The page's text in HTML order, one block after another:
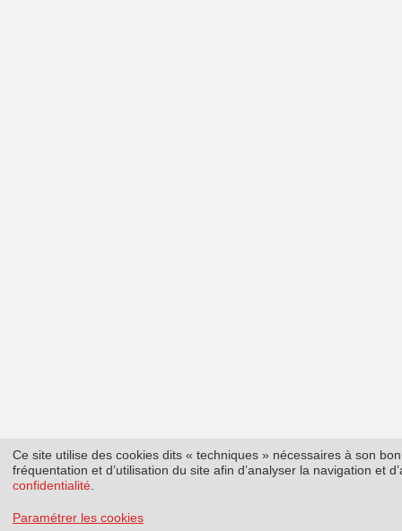
Ce site utilise des cookies dits « techniques » nécessaires à son
fréquentation et d’utilisation du site afin d’analyser la navigation et
confidentialité
Paramétrer les cookies